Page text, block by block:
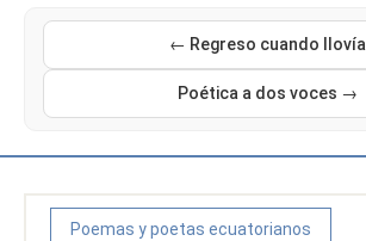
← Regreso cuando llovía
Poética a dos voces →
Poemas y poetas ecuatorianos